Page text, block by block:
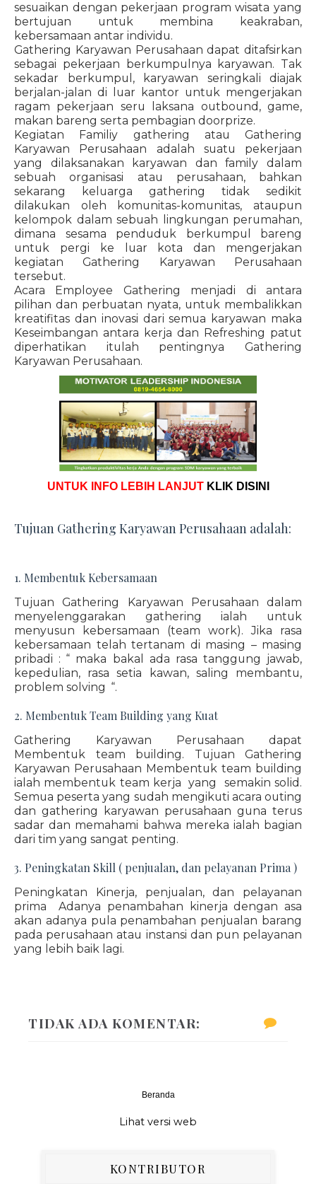
sesuaikan dengan pekerjaan program wisata yang
bertujuan untuk membina keakraban,
kebersamaan antar individu.
Gathering Karyawan Perusahaan dapat ditafsirkan
sebagai pekerjaan berkumpulnya karyawan. Tak
sekadar berkumpul, karyawan seringkali diajak
berjalan-jalan di luar kantor untuk mengerjakan
ragam pekerjaan seru laksana outbound, game,
makan bareng serta pembagian doorprize.
Kegiatan Familiy gathering atau Gathering
Karyawan Perusahaan adalah suatu pekerjaan
yang dilaksanakan karyawan dan family dalam
sebuah organisasi atau perusahaan, bahkan
sekarang keluarga gathering tidak sedikit
dilakukan oleh komunitas-komunitas, ataupun
kelompok dalam sebuah lingkungan perumahan,
dimana sesama penduduk berkumpul bareng
untuk pergi ke luar kota dan mengerjakan
kegiatan Gathering Karyawan Perusahaan
tersebut.
Acara Employee Gathering menjadi di antara
pilihan dan perbuatan nyata, untuk membalikkan
kreatifitas dan inovasi dari semua karyawan maka
Keseimbangan antara kerja dan Refreshing patut
diperhatikan itulah pentingnya Gathering
Karyawan Perusahaan.
UNTUK INFO LEBIH LANJUT KLIK DISINI
Tujuan Gathering Karyawan Perusahaan adalah:
1. Membentuk Kebersamaan
Tujuan Gathering Karyawan Perusahaan dalam
menyelenggarakan gathering ialah untuk
menyusun kebersamaan (team work). Jika rasa
kebersamaan telah tertanam di masing – masing
pribadi : “ maka bakal ada rasa tanggung jawab,
kepedulian, rasa setia kawan, saling membantu,
problem solving “.
2. Membentuk Team Building yang Kuat
Gathering Karyawan Perusahaan dapat
Membentuk team building. Tujuan Gathering
Karyawan Perusahaan Membentuk team building
ialah membentuk team kerja yang semakin solid.
Semua peserta yang sudah mengikuti acara outing
dan gathering karyawan perusahaan guna terus
sadar dan memahami bahwa mereka ialah bagian
dari tim yang sangat penting.
3. Peningkatan Skill ( penjualan, dan pelayanan Prima )
Peningkatan Kinerja, penjualan, dan pelayanan
prima Adanya penambahan kinerja dengan asa
akan adanya pula penambahan penjualan barang
pada perusahaan atau instansi dan pun pelayanan
yang lebih baik lagi.
TIDAK ADA KOMENTAR:
Beranda
Lihat versi web
KONTRIBUTOR